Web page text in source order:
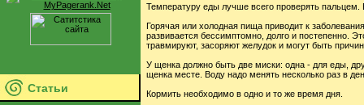
Статьи
Температуру еды лучше всего проверять пальцем.
Горячая или холодная пища приводит к
развивается бессимптомно, долго и постепенно.
травмируют, засоряют желудок и могут быть
У щенка должно быть две миски: одна - для еды,
щенка месте. Воду надо менять несколько раз в
Кормить необходимо в одно и то же время дня.